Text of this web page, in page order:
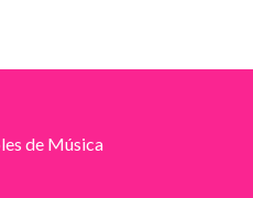
de Música